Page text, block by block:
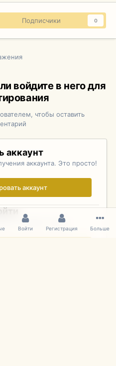
Подписчики 0
войдите в него для
чтобы оставить
аккаунт
аккаунта. Это просто!
аккаунт
Войдите здесь.
Войти Регистрация Больше